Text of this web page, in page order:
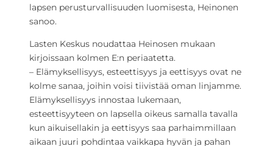
lapsen perusturvallisuuden luomisesta, Heinonen
sanoo.
Lasten Keskus noudattaa Heinosen mukaan
kirjoissaan kolmen E:n periaatetta.
– Elämyksellisyys, esteettisyys ja eettisyys ovat ne
kolme sanaa, joihin voisi tiivistää oman linjamme.
Elämyksellisyys innostaa lukemaan,
esteettisyyteen on lapsella oikeus samalla tavalla
kun aikuisellakin ja eettisyys saa parhaimmillaan
aikaan juuri pohdintaa vaikkapa hyvän ja pahan